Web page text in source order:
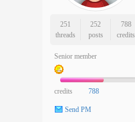
251
threads
252
posts
788
credits
Senior member
credits 788
Send PM